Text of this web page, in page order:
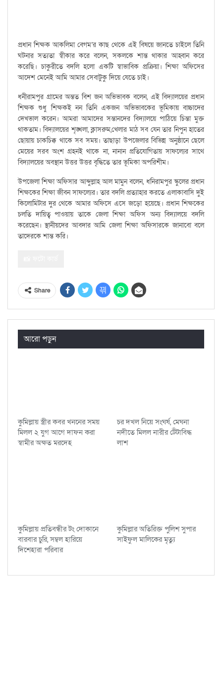
প্রধান শিক্ষক আকলিমা বেগম’র কাছ থেকে এই বিষয়ে জানতে চাইলে তিনি
ঘটনার সত্যতা স্বীকার করে বলেন, সকলকে শান্ত থাকার আহ্বান করে
করেছি। চাকুরীতে বদলি হলো একটি স্বাভাবিক প্রক্রিয়া। শিক্ষা অফিসের
আদেশ মেনেই আমি আমার সেবাটুকু দিয়ে যেতে চাই।
ধনীরামপুর গ্রামের অন্তত বিশ জন অভিভাবক বলেন, এই বিদ্যালয়ের প্রধান
শিক্ষক শুধু শিক্ষকই নন তিনি একজন অভিভাবকের ভূমিকায় বাচ্চাদের
দেখভাল করেন। আমরা আমাদের সন্তানদের বিদ্যালয়ে পাঠিয়ে চিন্তা মুক্ত
থাকতাম। বিদ্যালয়ের শৃঙ্খলা, ক্লাসরুম,খেলার মাঠ সব যেন তার নিপুন হাতের
ছোয়ায় চাকচিক্ক থাকে সব সময়। তাছাড়া উপজেলার বিভিন্ন অনুষ্ঠানে ছেলে
মেয়ের সরব অংশ গ্রহনই থাকে না, নানান প্রতিযোগিতায় সাফল্যের সাথে
বিদ্যালয়ের অবস্থান উত্তর উত্তর বৃদ্ধিতে তার ভূমিকা অপরিশীম।
উপজেলা শিক্ষা অফিসার আব্দুল্লাহ আল মামুন বলেন, ধনিরামপুর স্কুলের প্রধান
শিক্ষকের শিক্ষা জীবন সাফল্যের। তার বদলি প্রত্যাহার করতে এলাকাবাসি দুই
কিলোমিটার দুর থেকে আমার অফিসে এসে জড়ো হয়েছে। প্রধান শিক্ষকের
চলতি দায়িত্ব পাওয়ায় তাকে জেলা শিক্ষা অফিস অন্য বিদ্যালয়ে বদলি
করেছেন। স্থানীয়দের আবদার আমি জেলা শিক্ষা অফিসারকে জানাবো বলে
তাদেরকে শান্ত করি।
Share
আরো পড়ুন
কুমিল্লায় স্ত্রীর কবর খননের সময়
মিলল ২ যুগ আগে দাফন করা
স্বামীর অক্ষত মরদেহ
চর দখল নিয়ে সংঘর্ষ, মেঘনা
নদীতে মিলল নারীর টেঁটাবিদ্ধ
লাশ
কুমিল্লায় প্রতিবন্ধীর টং দোকানে
বারবার চুরি, সম্বল হারিয়ে
দিশেহারা পরিবার
কুমিল্লার অতিরিক্ত পুলিশ সুপার
সাইফুল মালিকের মৃত্যু